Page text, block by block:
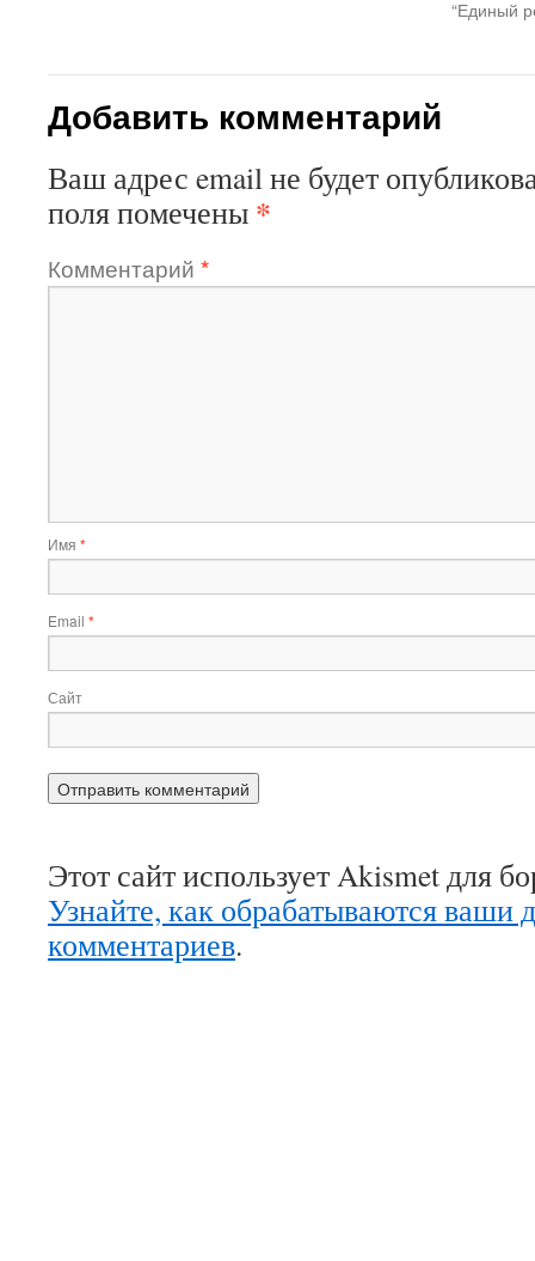
“Единый
Добавить комментарий
Ваш адрес email не будет
поля помечены *
Комментарий *
Имя *
Email *
Сайт
Этот сайт использует Akismet для
Узнайте, как обрабатываются ваши
комментариев.